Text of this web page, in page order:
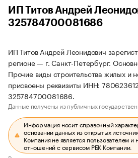
ИП Титов Андрей
325784700081686
ИП Титов Андрей Леонидович
регионе — г. Санкт-Петербург.
Прочие виды строительства жилых и
присвоены реквизиты ИНН:
325784700081686.
Данные получены из публичных
Информация носит справочный
основании данных из открытых
Компания не является пользователем и
отношений с сервисом РБК Компании.